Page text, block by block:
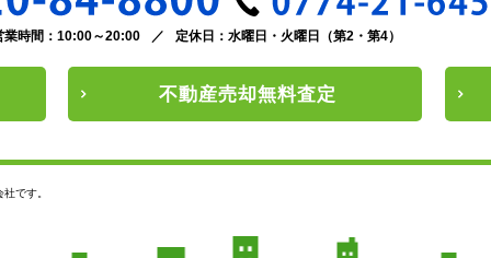
業時間：10:00～20:00 ／ 定休日：水曜日・火曜日（第2・第4）
不動産売却無料査定
です。